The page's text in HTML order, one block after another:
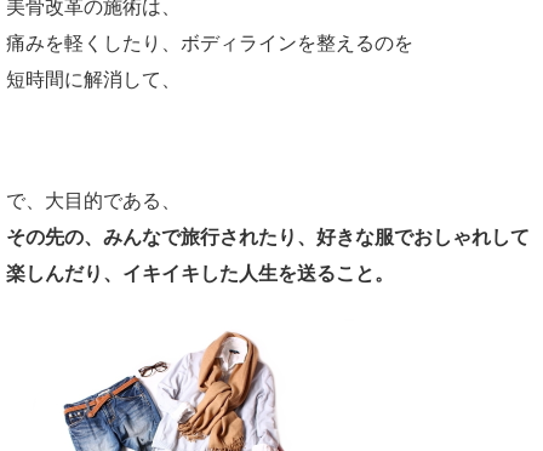
美骨改革の施術は、
痛みを軽くしたり、ボディラインを整えるのを
短時間に解消して、
で、大目的である、
その先の、みんなで旅行されたり、好きな服でおしゃれして
楽しんだり、イキイキした人生を送ること。